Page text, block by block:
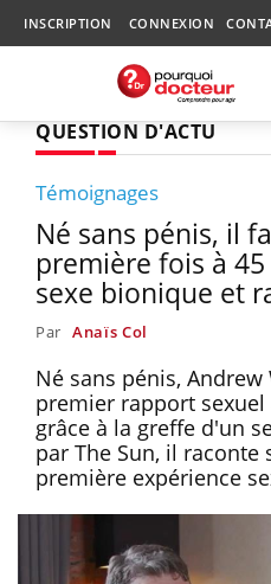
INSCRIPTION CONNEXION
QUESTION D'ACTU
Témoignages
Né sans pénis, il
première fois à
sexe bionique et
Par Anaïs Col
Né sans pénis,
premier rapport sexuel
grâce à la greffe d'un
par The Sun, il raconte
première expérience